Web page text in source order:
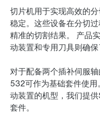
切片机用于实现高效的
稳定。这些设备在分切
精准的切割结果。 产品
动装置和专用刀具则确保
对于配备两个插补伺服
532可作为基础套件使
动装置的机型，我们提
套件。